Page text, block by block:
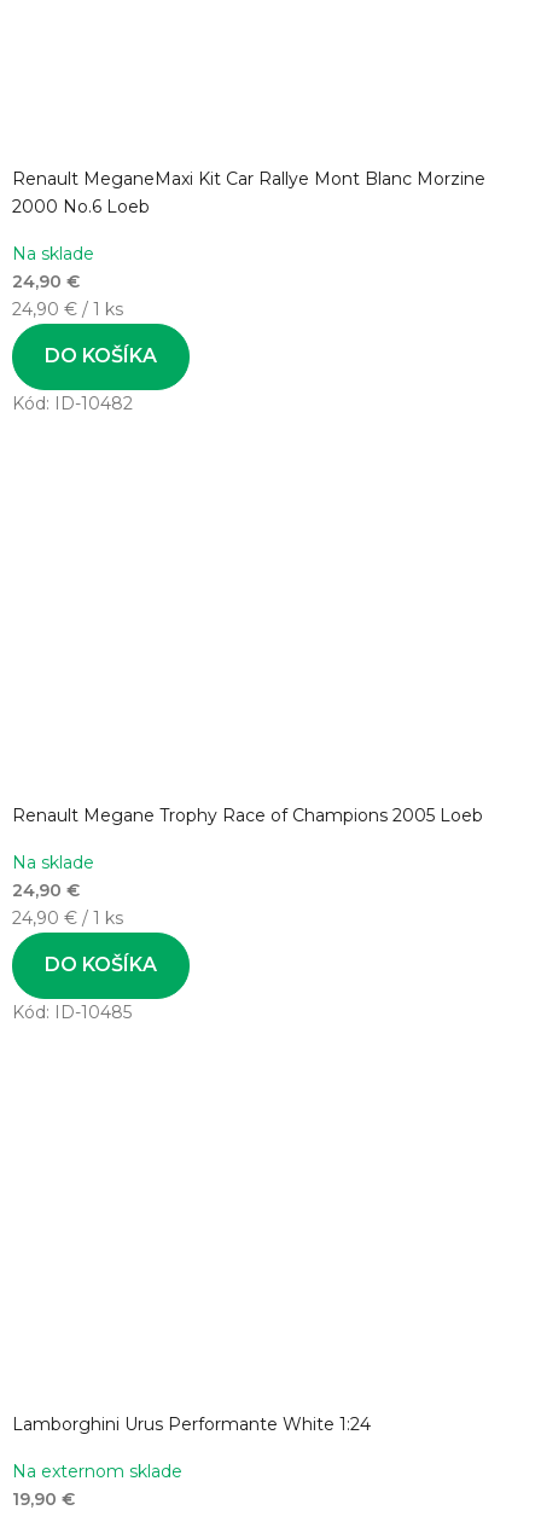
Renault MeganeMaxi Kit Car Rallye Mont Blanc Morzine
2000 No.6 Loeb
Na sklade
24,90 €
Jednotková
cena:
24,90 € / 1 ks
DO KOŠÍKA
Kód: ID-10482
Renault Megane Trophy Race of Champions 2005 Loeb
Na sklade
24,90 €
Jednotková
cena:
24,90 € / 1 ks
DO KOŠÍKA
Kód: ID-10485
Lamborghini Urus Performante White 1:24
Na externom sklade
19,90 €